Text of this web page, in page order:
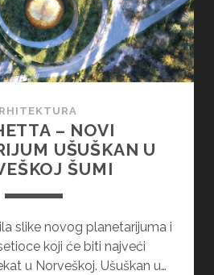
PLODONOSNIH
BILJAKA
KOJE
MOŽETE
GAJITI
TERASI
– NOVI
UŠUŠKAN U
ŠUMI
slike novog planetarijuma i
koji će biti najveći
u Norveškoj. Ušuškan u…